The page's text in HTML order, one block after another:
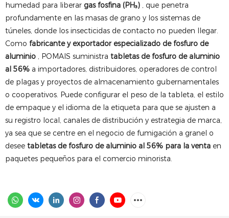
humedad para liberar gas fosfina (PH₃) , que penetra
profundamente en las masas de grano y los sistemas de
túneles, donde los insecticidas de contacto no pueden llegar.
Como fabricante y exportador especializado de fosfuro de
aluminio , POMAIS suministra tabletas de fosfuro de aluminio
al 56% a importadores, distribuidores, operadores de control
de plagas y proyectos de almacenamiento gubernamentales
o cooperativos. Puede configurar el peso de la tableta, el estilo
de empaque y el idioma de la etiqueta para que se ajusten a
su registro local, canales de distribución y estrategia de marca,
ya sea que se centre en el negocio de fumigación a granel o
desee tabletas de fosfuro de aluminio al 56% para la venta en
paquetes pequeños para el comercio minorista.